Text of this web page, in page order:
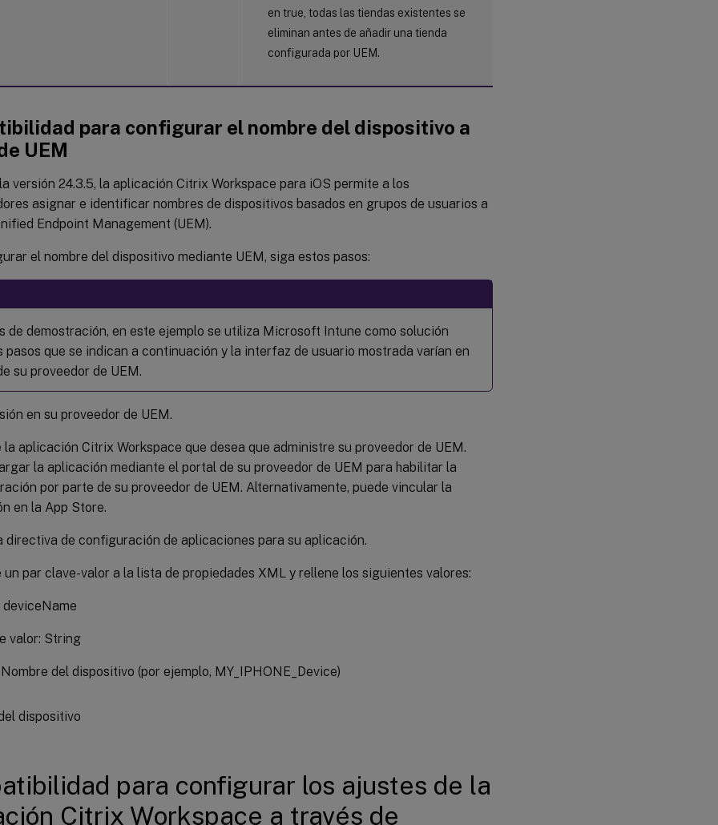
en true, todas las tiendas existentes se
eliminan antes de añadir una tienda
configurada por UEM.
para configurar el nombre del dispositivo a
UEM
versión 24.3.5, la aplicación Citrix Workspace para iOS permite a los
asignar e identificar nombres de dispositivos basados en grupos de usuarios a
Endpoint Management (UEM).
el nombre del dispositivo mediante UEM, siga estos pasos:
de demostración, en este ejemplo se utiliza Microsoft Intune como solución
pasos que se indican a continuación y la interfaz de usuario mostrada varían en
su proveedor de UEM.
en su proveedor de UEM.
la aplicación Citrix Workspace que desea que administre su proveedor de UEM.
la aplicación mediante el portal de su proveedor de UEM para habilitar la
por parte de su proveedor de UEM. Alternativamente, puede vincular la
en la App Store.
directiva de configuración de aplicaciones para su aplicación.
un par clave-valor a la lista de propiedades XML y rellene los siguientes valores:
deviceName
valor: String
del dispositivo (por ejemplo, MY_IPHONE_Device)
para configurar los ajustes de la
Citrix Workspace a través de